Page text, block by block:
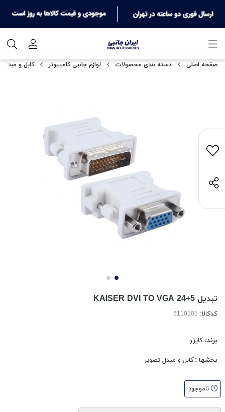
صفحه اصلی دسته بندی محصولات لوازم جانبی کامپیوتر کابل و مبدل
تبدیل KAISER DVI TO VGA 24+5
کدکالا:
برند: کایزر
بخشها :کابل و مبدل تصویر
ناموجود